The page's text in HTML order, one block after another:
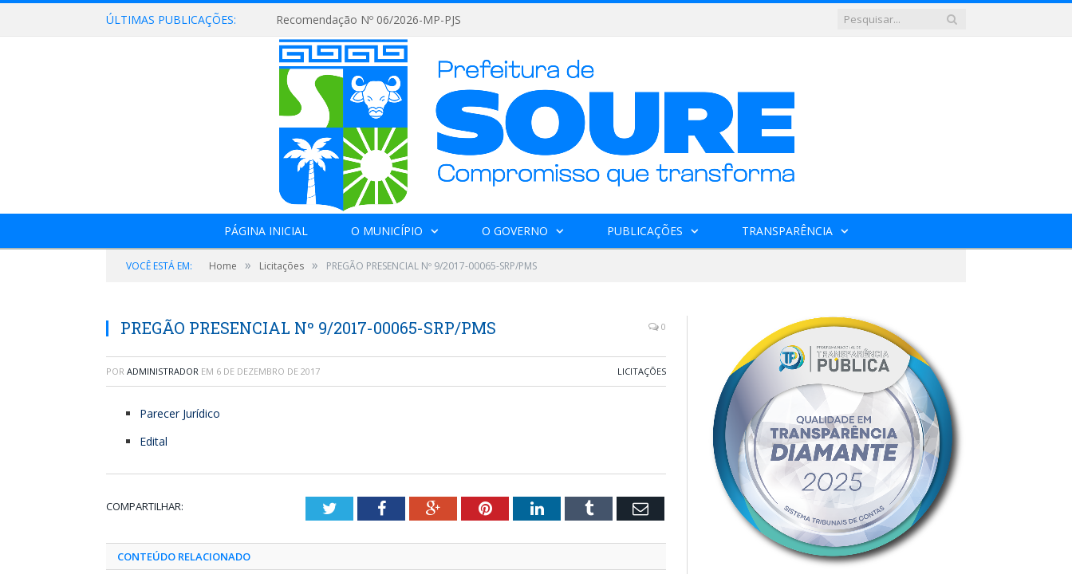
ÚLTIMAS PUBLICAÇÕES: Recomendação Nº 06/2026-MP-PJS
PÁGINA INICIAL O MUNICÍPIO O GOVERNO PUBLICAÇÕES TRANSPARÊNCIA
VOCÊ ESTÁ EM: Home » Licitações » PREGÃO PRESENCIAL Nº 9/2017-00065-SRP/PMS
PREGÃO PRESENCIAL Nº 9/2017-00065-SRP/PMS 0
POR ADMINISTRADOR EM 6 DE DEZEMBRO DE 2017 LICITAÇÕES
Parecer Jurídico
Edital
COMPARTILHAR: TwitterFacebookGoogle+PinterestLinkedInTumblr Email
CONTEÚDO RELACIONADO